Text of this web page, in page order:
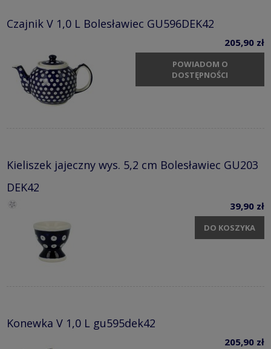
Czajnik V 1,0 L Bolesławiec GU596DEK42
205,90 zł
POWIADOM O
DOSTĘPNOŚCI
Kieliszek jajeczny wys. 5,2 cm Bolesławiec GU203
DEK42
39,90 zł
DO KOSZYKA
Konewka V 1,0 L gu595dek42
205,90 zł